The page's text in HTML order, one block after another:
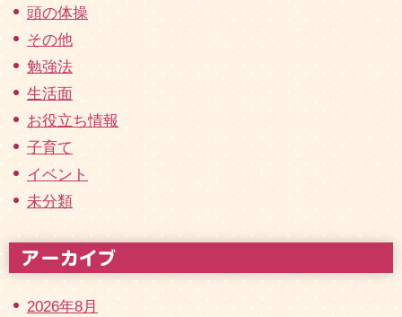
頭の体操
その他
勉強法
生活面
お役立ち情報
子育て
イベント
未分類
2026年8月